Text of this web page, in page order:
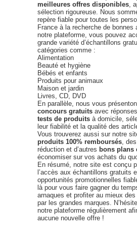
meilleures offres disponibles ,
sélection rigoureuse. Nous
repère fiable pour toutes les
France à la recherche de bonnes
notre plateforme, vous pouvez
grande variété d’échantillons
catégories comme :
Alimentation
Beauté et hygiène
Bébés et enfants
Produits pour animaux
Maison et jardin
Livres, CD, DVD
En parallèle, nous vous
concours gratuits avec
tests de produits à domicile,
leur fiabilité et la qualité des
Vous trouverez aussi sur notre
produits 100% remboursés ,
réduction et d’autres bons plans
économiser sur vos achats du
En résumé, notre site est conçu
l’accès aux échantillons gratuits
opportunités promotionnelles
là pour vous faire gagner du
arnaques et profiter au mieux
par les grandes marques.
notre plateforme régulièrement
aucune nouvelle offre !